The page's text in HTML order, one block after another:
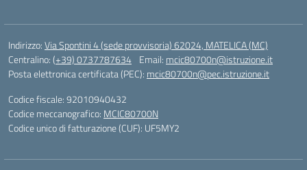
Indirizzo:Via Spontini 4 (sede provvisoria) 62024, MATELICA (MC)
Centralino:(+39) 0737787634 Email: mcic80700n@istruzione.it
Posta elettronica certificata (PEC): mcic80700n@pec.istruzione.it
Codice fiscale: 92010940432
Codice meccanografico: MCIC80700N
Codice unico di fatturazione (CUF): UF5MY2